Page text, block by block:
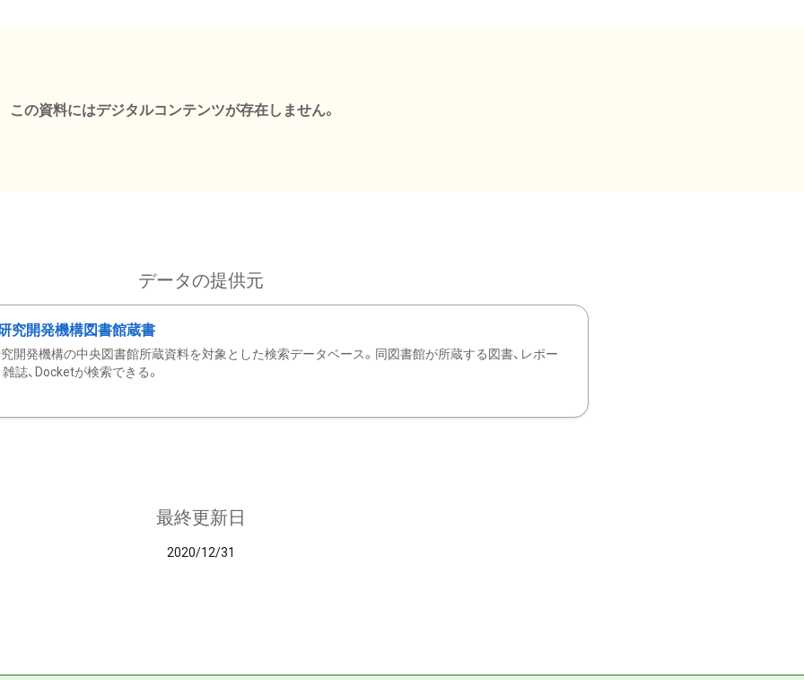
この資料にはデジタルコンテンツが存在しません。
データの提供元
究開発機構図書館蔵書
開発機構の中央図書館所蔵資料を対象とした検索データベース。同図書館が所蔵する図書、レポー
雑誌、Docketが検索できる。
最終更新日
2020/12/31